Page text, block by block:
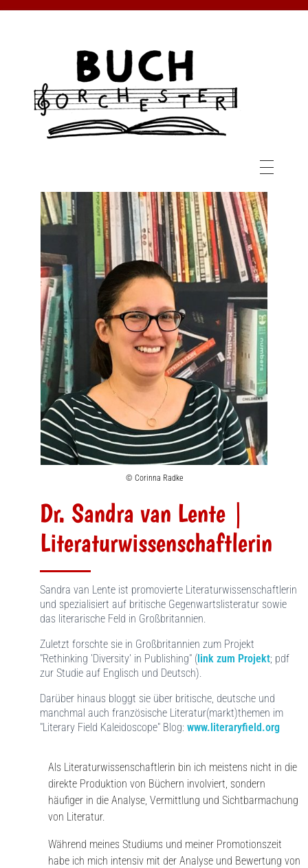
© Corinna Radke
Dr. Sandra van Lente |
Literaturwissenschaftlerin
Sandra van Lente ist promovierte Literaturwissenschaftlerin
und spezialisiert auf britische Gegenwartslisteratur sowie
das literarische Feld in Großbritannien.
Zuletzt forschte sie in Großbritannien zum Projekt
"Rethinking 'Diversity' in Publishing" ( link zum Projekt; pdf
zur Studie auf Englisch und Deutsch).
Darüber hinaus bloggt sie über britische, deutsche und
manchmal auch französische Literatur(markt)themen im
"Literary Field Kaleidoscope" Blog: www.literaryfield.org
Als Literaturwissenschaftlerin bin ich meistens nicht in die
direkte Produktion von Büchern involviert, sondern
häufiger in die Analyse, Vermittlung und Sichtbarmachung
von Literatur.
Während meines Studiums und meiner Promotionszeit
habe ich mich intensiv mit der Analyse und Bewertung von